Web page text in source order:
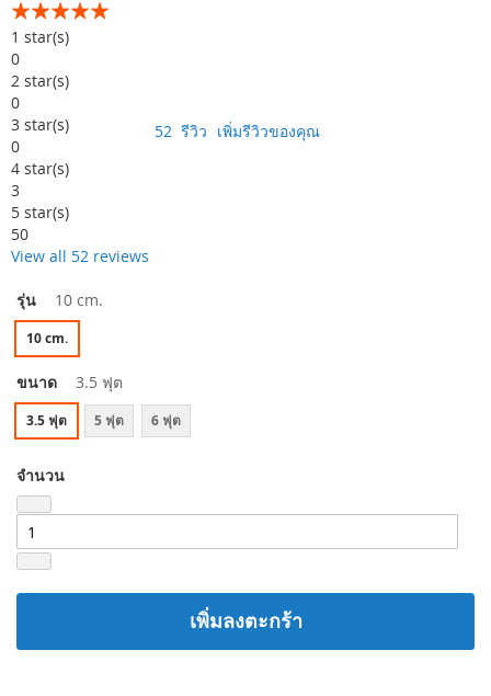
อันดับ:
99% of100
1 star(s)
0
2 star(s)
0
3 star(s)
0
4 star(s)
3
5 star(s)
50
View all 52 reviews
52 รีวิว เพิ่มรีวิวของคุณ
รุ่น 10 cm.
10 cm.
ขนาด 3.5 ฟุต
3.5 ฟุต 5 ฟุต 6 ฟุต
จำนวน
เพิ่มลงตะกร้า